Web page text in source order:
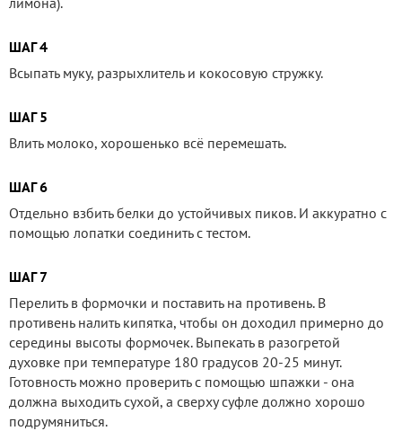
ШАГ 4
Всыпать муку, разрыхлитель и кокосовую стружку.
ШАГ 5
Влить молоко, хорошенько всё перемешать.
ШАГ 6
Отдельно взбить белки до устойчивых пиков. И аккуратно с
помощью лопатки соединить с тестом.
ШАГ 7
Перелить в формочки и поставить на противень. В
противень налить кипятка, чтобы он доходил примерно до
середины высоты формочек. Выпекать в разогретой
духовке при температуре 180 градусов 20-25 минут.
Готовность можно проверить с помощью шпажки - она
должна выходить сухой, а сверху суфле должно хорошо
подрумяниться.